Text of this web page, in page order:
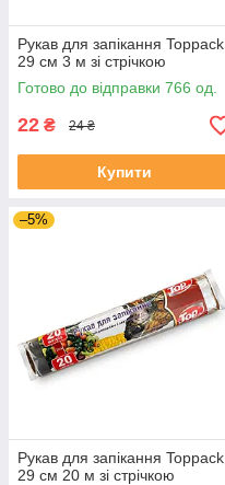
Рукав для запікання Toppack
29 см 3 м зі стрічкою
Готово до відправки 766 од.
22 ₴ 24 ₴
Купити
–5%
Рукав для запікання Toppack
29 см 20 м зі стрічкою